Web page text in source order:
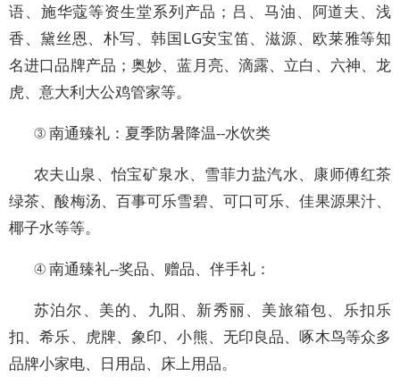
语、施华蔻等资生堂系列产品；吕、马油、阿道夫、浅
香、黛丝恩、朴写、韩国LG安宝笛、滋源、欧莱雅等知
名进口品牌产品；奥妙、蓝月亮、滴露、立白、六神、龙
虎、意大利大公鸡管家等。
③ 南通臻礼：夏季防暑降温--水饮类
农夫山泉、怡宝矿泉水、雪菲力盐汽水、康师傅红茶
绿茶、酸梅汤、百事可乐雪碧、可口可乐、佳果源果汁、
椰子水等等。
④ 南通臻礼--奖品、赠品、伴手礼：
苏泊尔、美的、九阳、新秀丽、美旅箱包、乐扣乐
扣、希乐、虎牌、象印、小熊、无印良品、啄木鸟等众多
品牌小家电、日用品、床上用品。